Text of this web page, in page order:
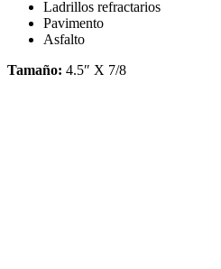
Ladrillos refractarios
Pavimento
Asfalto
Tamaño: 4.5″ X 7/8